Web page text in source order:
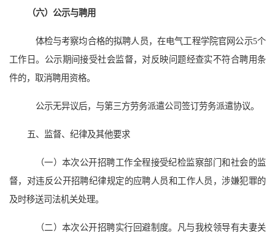
（六）公示与聘用
体检与考察均合格的拟聘人员，在电气工程学院官网公示5个
工作日。公示期间接受社会监督，对反映问题经查实不符合聘用条
件的，取消聘用资格。
公示无异议后，与第三方劳务派遣公司签订劳务派遣协议。
五、监督、纪律及其他要求
（一）本次公开招聘工作全程接受纪检监察部门和社会的监
督，对违反公开招聘纪律规定的应聘人员和工作人员，涉嫌犯罪的
及时移送司法机关处理。
（二）本次公开招聘实行回避制度。凡与我校领导有夫妻关